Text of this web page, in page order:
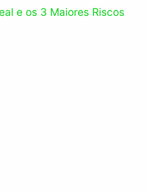
e os 3 Maiores Riscos